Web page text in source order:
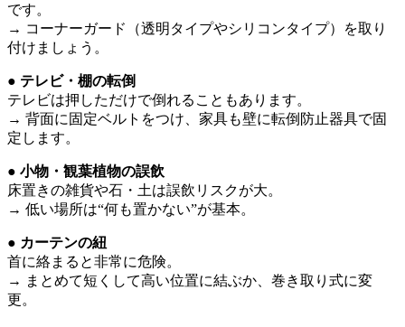
です。
→ コーナーガード（透明タイプやシリコンタイプ）を取り
付けましょう。
● テレビ・棚の転倒
テレビは押しただけで倒れることもあります。
→ 背面に固定ベルトをつけ、家具も壁に転倒防止器具で固
定します。
● 小物・観葉植物の誤飲
床置きの雑貨や石・土は誤飲リスクが大。
→ 低い場所は“何も置かない”が基本。
● カーテンの紐
首に絡まると非常に危険。
→ まとめて短くして高い位置に結ぶか、巻き取り式に変
更。